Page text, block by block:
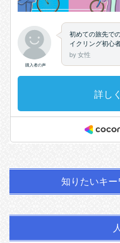
知りたいキ